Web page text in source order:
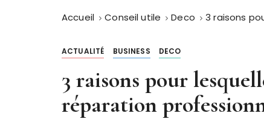
Accueil Conseil utile Deco 3 raisons
ACTUALITÉ BUSINESS DECO
3 raisons pour
réparation